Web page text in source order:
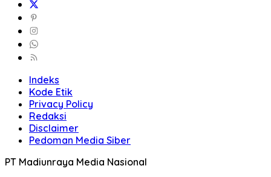
Indeks
Kode Etik
Privacy Policy
Redaksi
Disclaimer
Pedoman Media Siber
PT Madiunraya Media Nasional